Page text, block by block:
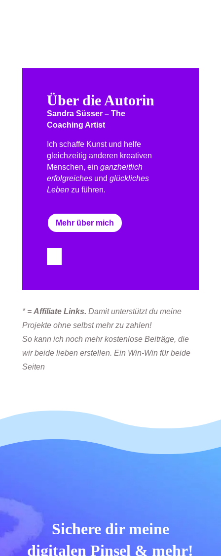
Über die Autorin
Sandra Süsser – The
Coaching Artist
Ich schaffe Kunst und helfe
gleichzeitig anderen kreativen
Menschen, ein ganzheitlich
erfolgreichesund glückliches
Lebenzu führen.
Mehr über mich
* = Affiliate Links. Damit unterstützt du meine
Projekte ohne selbst mehr zu zahlen!
So kann ich noch mehr kostenlose Beiträge, die
wir beide lieben erstellen. Ein Win-Win für beide
Seiten
Sichere dir meine
digitalen Pinsel & mehr!